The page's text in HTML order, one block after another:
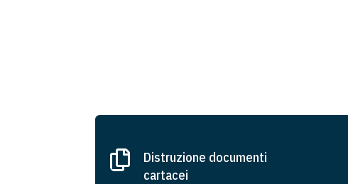

Distruzione documenti
cartacei